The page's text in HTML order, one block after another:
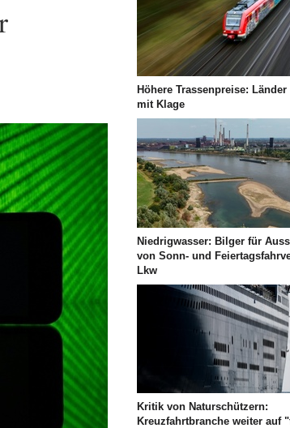
Höhere Trassenpreise:
mit Klage
Niedrigwasser: Bilger für
von Sonn- und
Lkw
Kritik von Naturschützern:
Kreuzfahrtbranche weiter auf